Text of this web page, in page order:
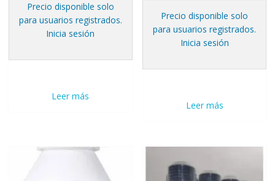
Precio disponible solo
para usuarios registrados.
Inicia sesión
Leer más
Precio disponible solo
para usuarios registrados.
Inicia sesión
Leer más